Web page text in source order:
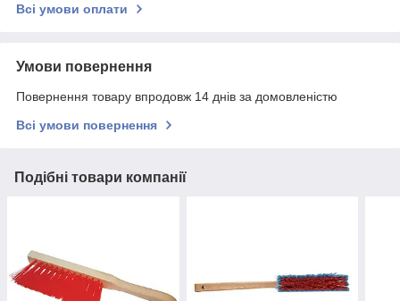
Всі умови оплати
Умови повернення
Повернення товару впродовж 14 днів за домовленістю
Всі умови повернення
Подібні товари компанії